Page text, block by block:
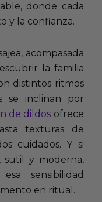
donde cada
y la confianza.
acompasada
la familia
distintos ritmos
se inclinan por
de dildos ofrece
texturas de
cuidados. Y si
sutil y moderna,
sensibilidad
en ritual.